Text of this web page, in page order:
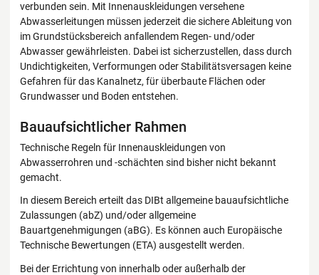
verbunden sein. Mit Innenauskleidungen versehene
Abwasserleitungen müssen jederzeit die sichere Ableitung von
im Grundstücksbereich anfallendem Regen- und/oder
Abwasser gewährleisten. Dabei ist sicherzustellen, dass durch
Undichtigkeiten, Verformungen oder Stabilitätsversagen keine
Gefahren für das Kanalnetz, für überbaute Flächen oder
Grundwasser und Boden entstehen.
Bauaufsichtlicher Rahmen
Technische Regeln für Innenauskleidungen von
Abwasserrohren und -schächten sind bisher nicht bekannt
gemacht.
In diesem Bereich erteilt das DIBt allgemeine bauaufsichtliche
Zulassungen (abZ) und/oder allgemeine
Bauartgenehmigungen (aBG). Es können auch Europäische
Technische Bewertungen (ETA) ausgestellt werden.
Bei der Errichtung von innerhalb oder außerhalb der